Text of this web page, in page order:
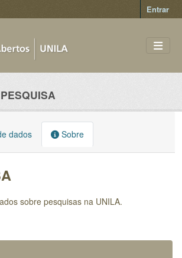
Entrar
PESQUISA
dados Sobre
sobre pesquisas na UNILA.